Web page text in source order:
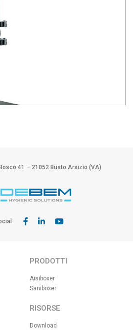
41 – 21052 Busto Arsizio (VA)
PRODOTTI
Aisiboxer
Saniboxer
RISORSE
Download